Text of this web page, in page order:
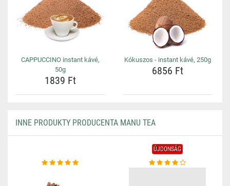
CAPPUCCINO instant kávé,
50g
1839 Ft
Kókuszos - instant kávé, 250g
6856 Ft
INNE PRODUKTY PRODUCENTA MANU TEA
ÚJDONSÁG